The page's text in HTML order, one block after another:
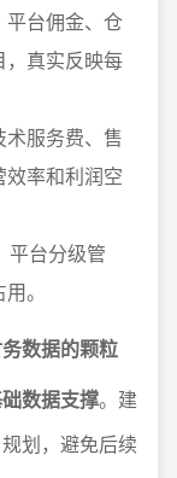
平台佣金、仓
，真实反映每
服务费、售
率和利润空
平台分级管
。
数据的颗粒
数据支撑。建
划，避免后续